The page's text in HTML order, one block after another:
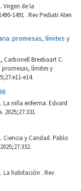
Virgen de la
1491 . Rev Pediatr Aten
promesas, límites y
Carbonell Breebaart C.
límites y
e14.
La niña enferma. Edvard
2025;27:331.
Ciencia y Caridad. Pablo
La habitación . Rev